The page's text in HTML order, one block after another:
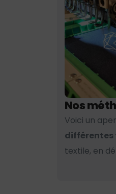
Nos
Voici un
différentes
textile, en